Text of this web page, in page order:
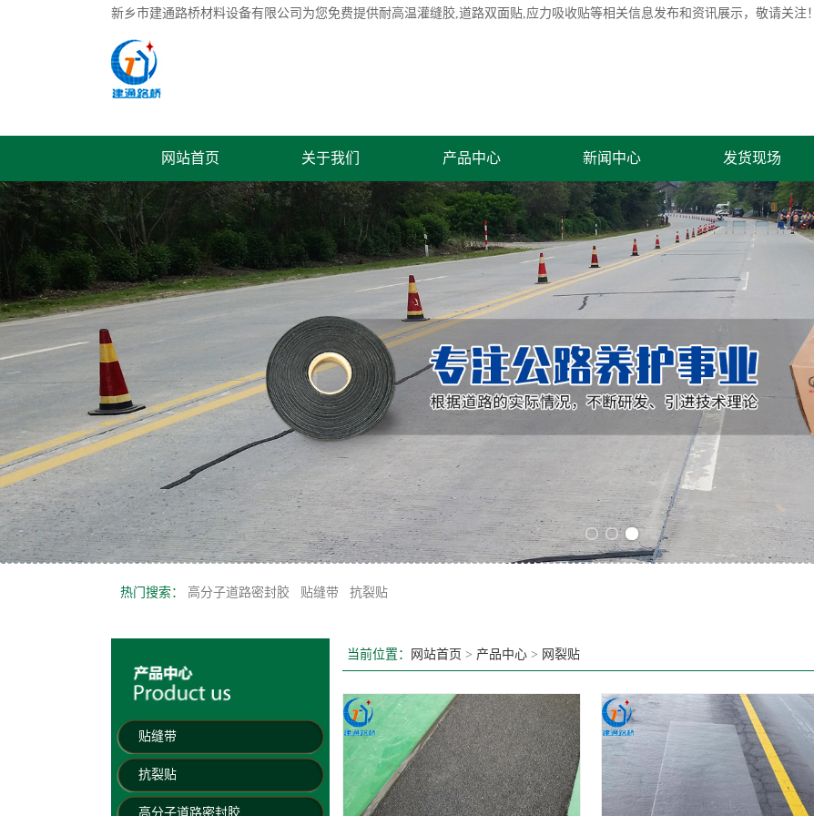
新乡市建通路桥材料设备有限公司为您免费提供耐高温灌缝胶,道路双面贴,应力吸收贴等相关信息发布和资讯展示，敬请关注！
网站首页 关于我们 产品中心 新闻中心 发货现场
联系我们
热门搜索： 高分子道路密封胶 贴缝带 抗裂贴
贴缝带
抗裂贴
高分子道路密封胶
当前位置： 网站首页 > 产品中心 > 网裂贴